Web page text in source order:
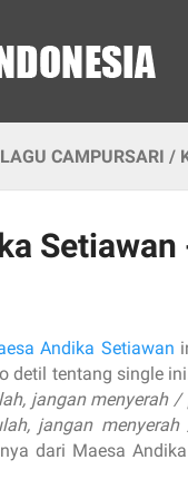
LAGU CAMPURSARI /
Andika Setiawan
detil tentang single
jangan
jangan
dari Maesa